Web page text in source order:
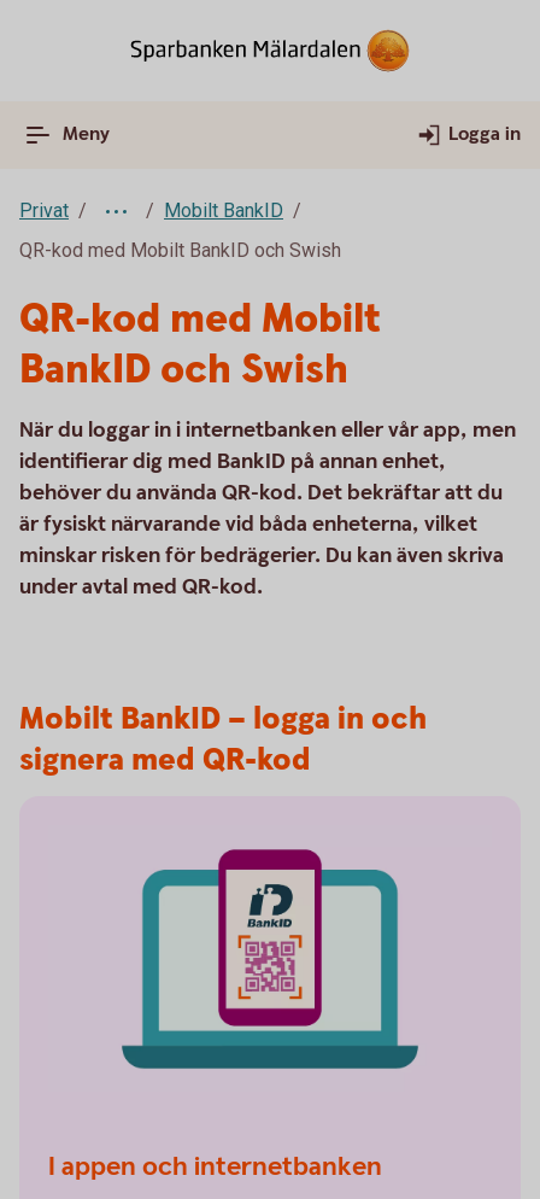
Meny Logga in
Privat
Mobilt BankID
QR-kod med Mobilt BankID och Swish
QR-kod med Mobilt
BankID och Swish
När du loggar in i internetbanken eller vår app, men
identifierar dig med BankID på annan enhet,
behöver du använda QR-kod. Det bekräftar att du
är fysiskt närvarande vid båda enheterna, vilket
minskar risken för bedrägerier. Du kan även skriva
under avtal med QR-kod.
Mobilt BankID – logga in och
signera med QR-kod
I appen och internetbanken